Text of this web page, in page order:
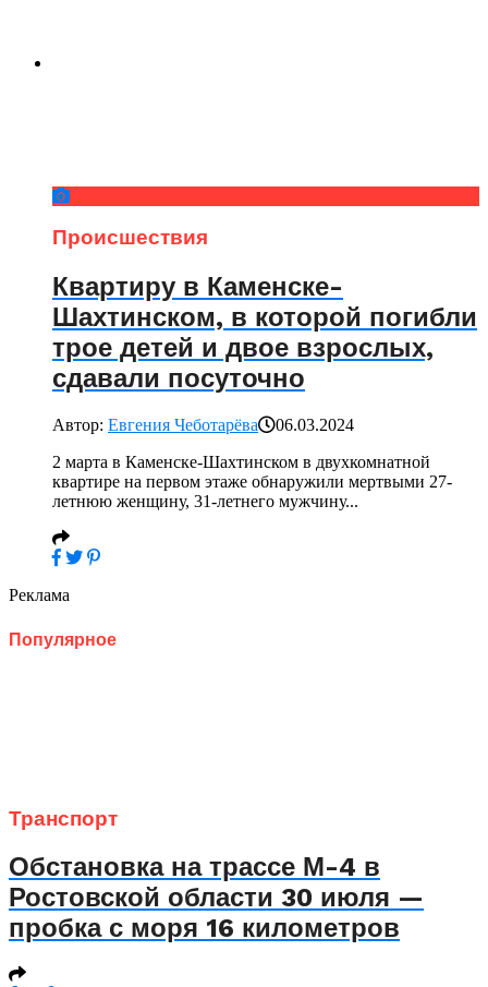
Происшествия
Квартиру в Каменске-
Шахтинском, в которой погибли
трое детей и двое взрослых,
сдавали посуточно
Автор: Евгения Чеботарёва
06.03.2024
2 марта в Каменске-Шахтинском в двухкомнатной
квартире на первом этаже обнаружили мертвыми 27-
летнюю женщину, 31-летнего мужчину...
Реклама
Популярное
Транспорт
Обстановка на трассе М-4 в
Ростовской области 30 июля —
пробка с моря 16 километров